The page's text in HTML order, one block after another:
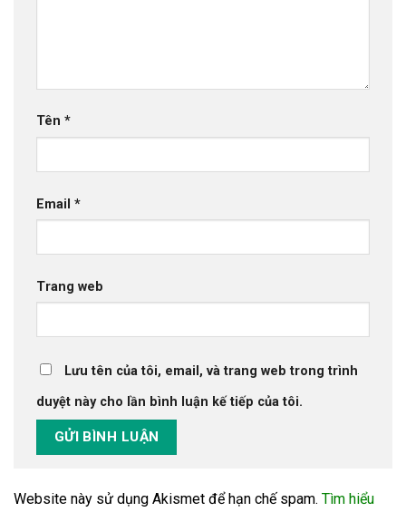
Tên *
Email *
Trang web
Lưu tên của tôi, email, và trang web trong trình
duyệt này cho lần bình luận kế tiếp của tôi.
Website này sử dụng Akismet để hạn chế spam. Tìm hiểu